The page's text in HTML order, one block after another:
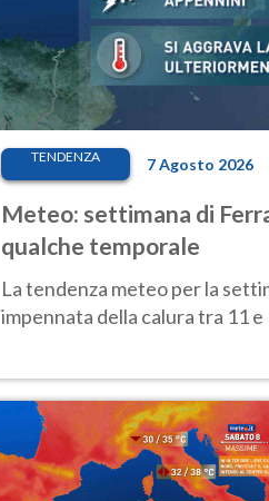
TENDENZA 7 Agosto 2026
Meteo: settimana di
qualche temporale
La tendenza meteo per la
impennata della calura tra 11